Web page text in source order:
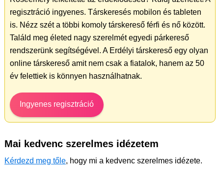
regisztráció ingyenes. Társkeresés mobilon és tableten
is. Nézz szét a többi komoly társkereső férfi és nő között.
Találd meg életed nagy szerelmét egyedi párkereső
rendszerünk segítségével. A Erdélyi társkereső egy olyan
online társkereső amit nem csak a fiatalok, hanem az 50
év felettiek is könnyen használhatnak.
Ingyenes regisztráció
Mai kedvenc szerelmes idézetem
Kérdezd meg tőle, hogy mi a kedvenc szerelmes idézete.